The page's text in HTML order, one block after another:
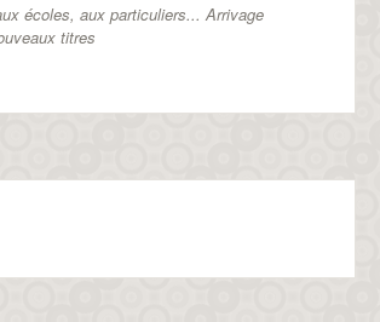
écoles, aux particuliers...Arrivage
titres